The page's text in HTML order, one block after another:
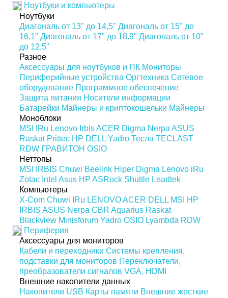
Ноутбуки и компьютеры
Ноутбуки
Диагональ от 13" до 14,5" Диагональ от 15" до
16,1" Диагональ от 17" до 18.9" Диагональ от 10"
до 12,5"
Разное
Аксессуары для ноутбуков и ПК Мониторы
Периферийные устройства Оргтехника Сетевое
оборудование Программное обеспечение
Защита питания Носители информации
Батарейки Майнеры и криптокошельки Майнеры
Моноблоки
MSI
IRu Lenovo IrbisACER Digma Nerpa ASUS
Raskat Prittec HP DELL Yadro Тесла TECLAST
RDW ГРАВИТОН OSIO
Неттопы
MSI
IRBIS Chuwi Beelink Hiper Digma Lenovo iRu
Zotac Intel Asus HP ASRock Shuttle Leadtek
Компьютеры
X-Com Chuwi IRu LENOVOACER DELL MSI
HP
IRBIS ASUS Nerpa CBR Aquarius Raskat
Blackview Minisforum Yadro OSIO Lyambda RDW
Периферия
Аксессуары для мониторов
Кабели и переходники Системы крепления,
подставки для мониторов Переключатели,
преобразователи сигналов VGA, HDMI
Внешние накопители данных
Накопители USB Карты памяти Внешние жесткие